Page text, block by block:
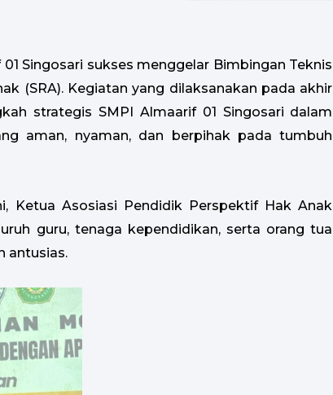
01 Singosari sukses menggelar Bimbingan Teknis
(SRA). Kegiatan yang dilaksanakan pada akhir
strategis SMPI Almaarif 01 Singosari dalam
aman, nyaman, dan berpihak pada tumbuh
Ketua Asosiasi Pendidik Perspektif Hak Anak
guru, tenaga kependidikan, serta orang tua
antusias.